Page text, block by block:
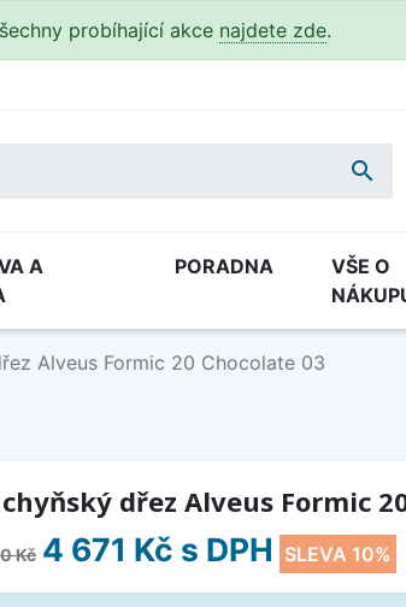
probíhající akce najdete zde.

A
PORADNA
VŠE O
Alveus Formic 20 Chocolate 03
dřez Alveus Formic
Kč 4 671 Kč s DPH SLEVA 10%